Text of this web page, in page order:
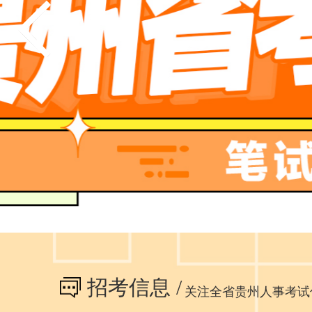
招考信息 / 关注全省贵州人事考